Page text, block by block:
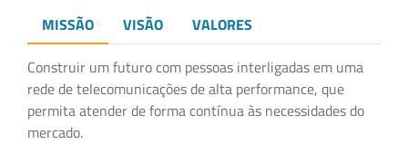
MISSÃO
VISÃO
VALORES
Construir um futuro com pessoas interligadas em uma
rede de telecomunicações de alta performance, que
permita atender de forma contínua às necessidades do
mercado.